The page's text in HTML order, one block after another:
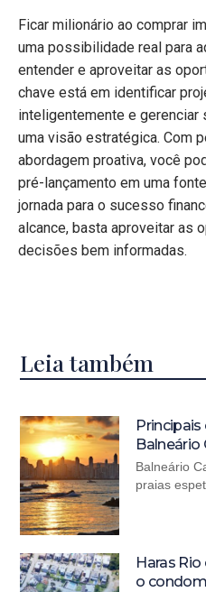
Ficar milionário ao comprar
uma possibilidade real para
entender e aproveitar as
chave está em identificar
inteligentemente e
uma visão estratégica. Com
abordagem proativa, você
pré-lançamento em uma
jornada para o sucesso
alcance, basta aproveitar as
decisões bem informadas.
Leia também
Balneário
Balneário
praias
Haras
o